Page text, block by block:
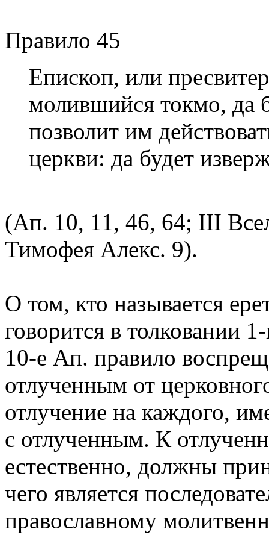
Правило 45
Епископ, или
молившийся токмо, да
позволит им
церкви: да будет
(Ап. 10, 11, 46, 64; III
Тимофея Алекс. 9).
О том, кто называется
говорится в толковании
10-е Ап. правило
отлученным от
отлучение на каждого,
с отлученным. К
естественно, должны
чего является
православному